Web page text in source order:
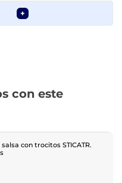
+
con este
con trocitos STICATR.